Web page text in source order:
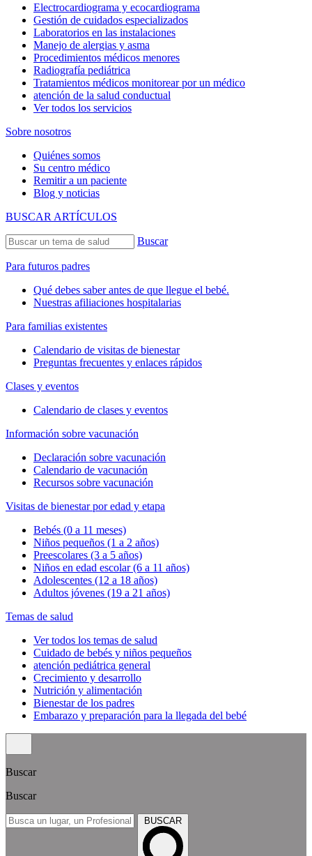
Electrocardiograma y ecocardiograma
Gestión de cuidados especializados
Laboratorios en las instalaciones
Manejo de alergias y asma
Procedimientos médicos menores
Radiografía pediátrica
Tratamientos médicos monitorear por un médico
atención de la salud conductual
Ver todos los servicios
Sobre nosotros
Quiénes somos
Su centro médico
Remitir a un paciente
Blog y noticias
BUSCAR ARTÍCULOS
Buscar
Para futuros padres
Qué debes saber antes de que llegue el bebé.
Nuestras afiliaciones hospitalarias
Para familias existentes
Calendario de visitas de bienestar
Preguntas frecuentes y enlaces rápidos
Clases y eventos
Calendario de clases y eventos
Información sobre vacunación
Declaración sobre vacunación
Calendario de vacunación
Recursos sobre vacunación
Visitas de bienestar por edad y etapa
Bebés (0 a 11 meses)
Niños pequeños (1 a 2 años)
Preescolares (3 a 5 años)
Niños en edad escolar (6 a 11 años)
Adolescentes (12 a 18 años)
Adultos jóvenes (19 a 21 años)
Temas de salud
Ver todos los temas de salud
Cuidado de bebés y niños pequeños
atención pediátrica general
Crecimiento y desarrollo
Nutrición y alimentación
Bienestar de los padres
Embarazo y preparación para la llegada del bebé
Buscar
Buscar
BUSCAR